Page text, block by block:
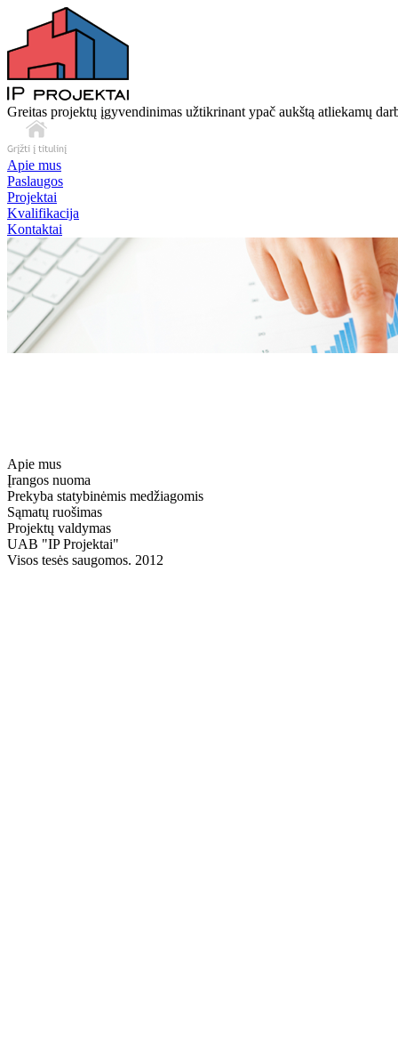
Greitas projektų įgyvendinimas užtikrinant ypač aukštą atliekamų
Apie mus
Paslaugos
Projektai
Kvalifikacija
Kontaktai
Apie mus
Įrangos nuoma
Prekyba statybinėmis medžiagomis
Sąmatų ruošimas
Projektų valdymas
UAB "IP Projektai"
Visos tesės saugomos. 2012